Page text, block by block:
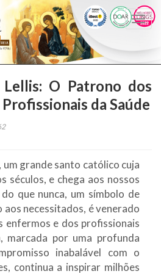
O Patrono dos
da Saúde
um grande santo católico cuja
séculos, e chega aos nossos
que nunca, um símbolo de
aos necessitados, é venerado
enfermos e dos profissionais
marcada por uma profunda
inabalável com o
continua a inspirar milhões